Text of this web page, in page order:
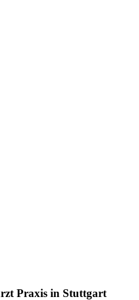
Praxis in Stuttgart